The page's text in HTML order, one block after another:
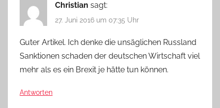
Christian sagt:
27. Juni 2016 um 07:35 Uhr
Guter Artikel. Ich denke die unsäglichen Russland
Sanktionen schaden der deutschen Wirtschaft viel
mehr als es ein Brexit je hätte tun können.
Antworten